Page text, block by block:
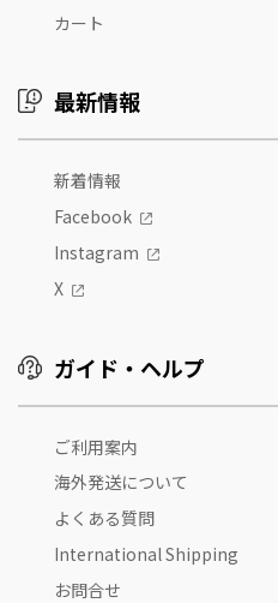
カート
最新情報
新着情報
Facebook
Instagram
X
ガイド・ヘルプ
ご利用案内
海外発送について
よくある質問
International Shipping
お問合せ